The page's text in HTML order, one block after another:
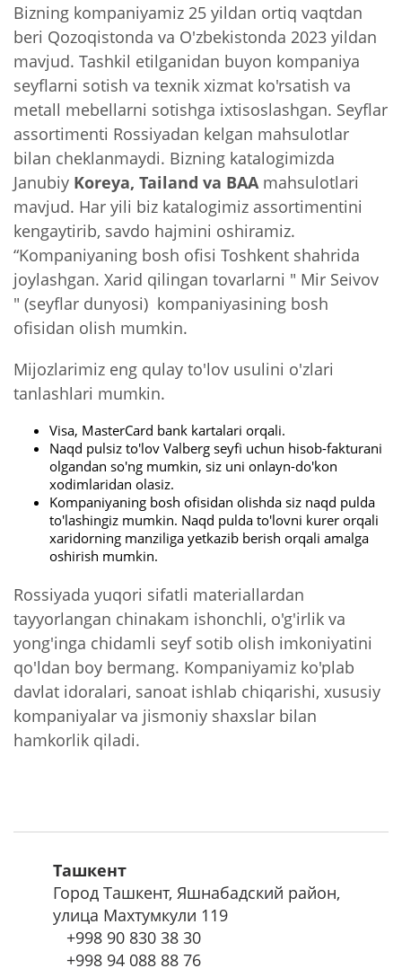
Bizning kompaniyamiz 25 yildan ortiq vaqtdan
beri Qozoqistonda va O'zbekistonda 2023 yildan
mavjud. Tashkil etilganidan buyon kompaniya
seyflarni sotish va texnik xizmat ko'rsatish va
metall mebellarni sotishga ixtisoslashgan. Seyflar
assortimenti Rossiyadan kelgan mahsulotlar
bilan cheklanmaydi. Bizning katalogimizda
Janubiy Koreya, Tailand va BAAmahsulotlari
mavjud. Har yili biz katalogimiz assortimentini
kengaytirib, savdo hajmini oshiramiz.
“Kompaniyaning bosh ofisi Toshkent shahrida
joylashgan. Xarid qilingan tovarlarni " Mir Seivov
" (seyflar dunyosi) kompaniyasining bosh
ofisidan olish mumkin.
Mijozlarimiz eng qulay to'lov usulini o'zlari
tanlashlari mumkin.
Visa, MasterCard bank kartalari orqali.
Naqd pulsiz to'lov Valberg seyfi uchun hisob-fakturani
olgandan so'ng mumkin, siz uni onlayn-do'kon
xodimlaridan olasiz.
Kompaniyaning bosh ofisidan olishda siz naqd pulda
to'lashingiz mumkin. Naqd pulda to'lovni kurer orqali
xaridorning manziliga yetkazib berish orqali amalga
oshirish mumkin.
Rossiyada yuqori sifatli materiallardan
tayyorlangan chinakam ishonchli, o'g'irlik va
yong'inga chidamli seyf sotib olish imkoniyatini
qo'ldan boy bermang. Kompaniyamiz ko'plab
davlat idoralari, sanoat ishlab chiqarishi, xususiy
kompaniyalar va jismoniy shaxslar bilan
hamkorlik qiladi.
Ташкент
Город Ташкент, Яшнабадский район,
улица Махтумкули 119
+998 90 830 38 30
+998 94 088 88 76